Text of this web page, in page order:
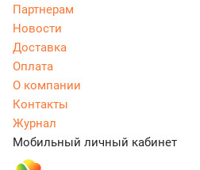
Партнерам
Новости
Доставка
Оплата
О компании
Контакты
Журнал
Мобильный личный кабинет